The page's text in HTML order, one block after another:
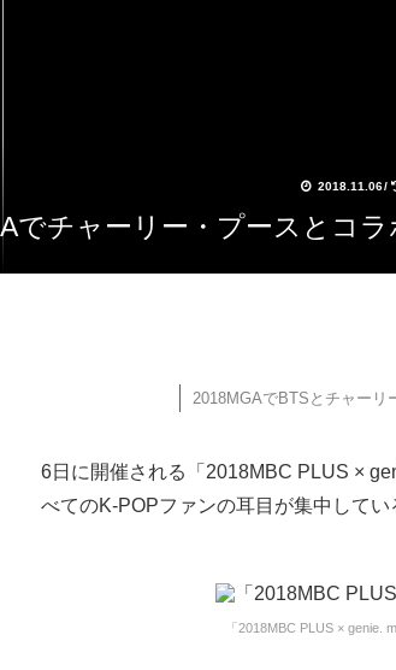
2018.11.06/
でチャーリー・プースとコ
2018MGAでBTSとチャーリ
6日に開催される「2018MBC PLUS ×
べてのK-POPファンの耳目が集中してい
「2018MBC PLUS × genie.